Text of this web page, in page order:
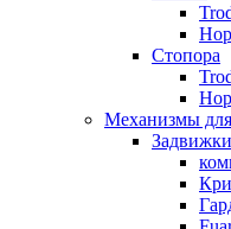
Стопора
Механизмы
Задвижки